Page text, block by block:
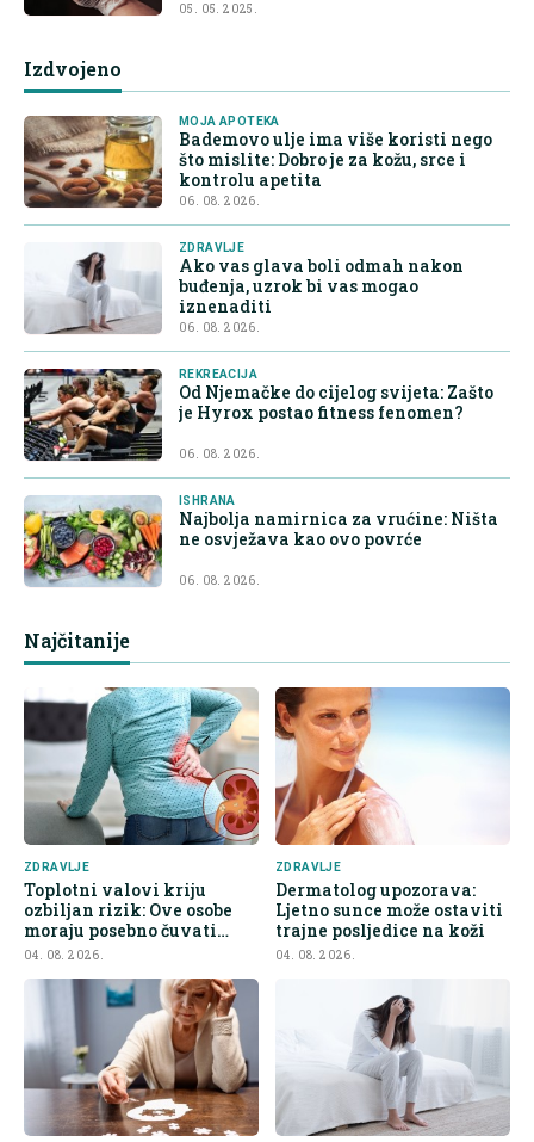
05. 05. 2025.
Izdvojeno
MOJA APOTEKA
Bademovo ulje ima više koristi nego
što mislite: Dobro je za kožu, srce i
kontrolu apetita
06. 08. 2026.
ZDRAVLJE
Ako vas glava boli odmah nakon
buđenja, uzrok bi vas mogao
iznenaditi
06. 08. 2026.
REKREACIJA
Od Njemačke do cijelog svijeta: Zašto
je Hyrox postao fitness fenomen?
06. 08. 2026.
ISHRANA
Najbolja namirnica za vrućine: Ništa
ne osvježava kao ovo povrće
06. 08. 2026.
Najčitanije
ZDRAVLJE
Toplotni valovi kriju
ozbiljan rizik: Ove osobe
moraju posebno čuvati
bubrege
04. 08. 2026.
ZDRAVLJE
Dermatolog upozorava:
Ljetno sunce može ostaviti
trajne posljedice na koži
04. 08. 2026.